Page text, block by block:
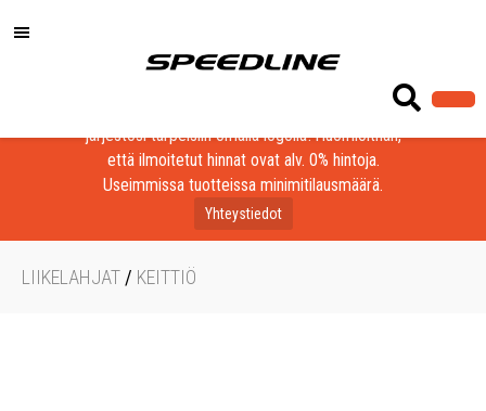
Löydä laadukkaat tuotteet yrityksesi, seurasi tai
järjestösi tarpeisiin omalla logolla! Huomioithan,
että ilmoitetut hinnat ovat alv. 0% hintoja.
Useimmissa tuotteissa minimitilausmäärä.
Yhteystiedot
LIIKELAHJAT / KEITTIÖ